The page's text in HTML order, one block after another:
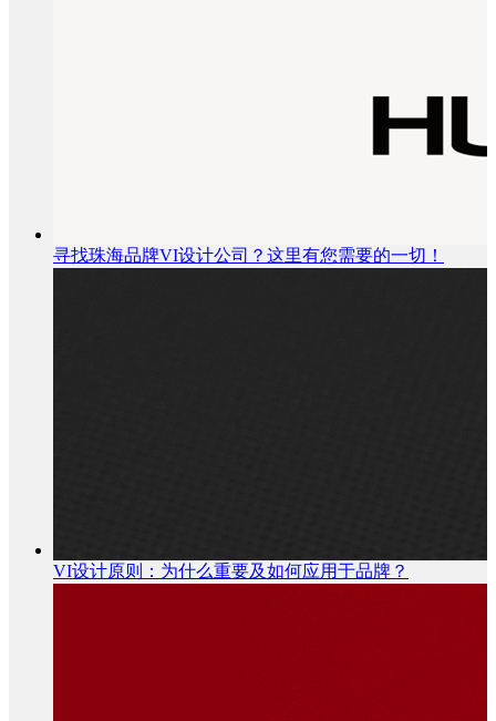
寻找珠海品牌VI设计公司？这里有您需要的一切！
VI设计原则：为什么重要及如何应用于品牌？